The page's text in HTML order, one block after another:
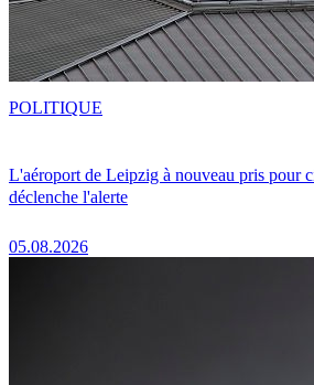
L'aéroport de Leipzig à nouveau pris pour
déclenche l'alerte
05.08.2026
POLITIQUE